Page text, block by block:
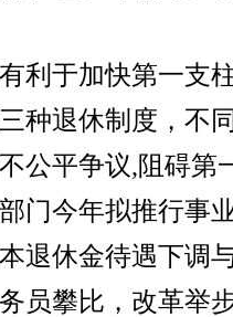
于加快第一支柱
种退休制度，不
公平争议,阻碍第
门今年拟推行事
退休金待遇下调
员攀比，改革举